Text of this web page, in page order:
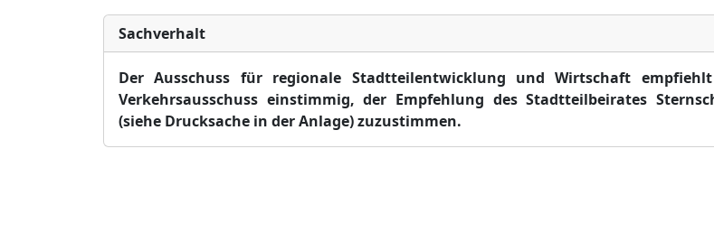
Sachverhalt
Der Ausschuss für regionale Stadtteilentwicklung und Wirtschaft
Verkehrsausschuss einstimmig, der Empfehlung des Stadtteilbeirates
(siehe Drucksache in der Anlage)zuzustimmen.